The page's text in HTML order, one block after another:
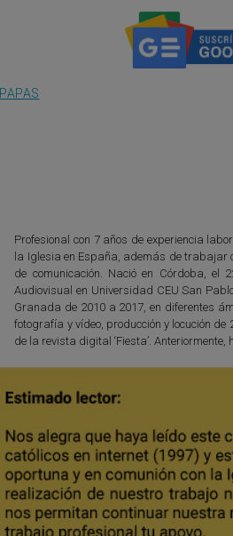
PAPAS
Profesional con 7 años de experiencia
la Iglesia en España, además de trabajar
de comunicación. Nació en Córdoba, el
Audiovisual en Universidad CEU San
Granada de 2010 a 2017, en diferentes
fotografía y vídeo, producción y locución
de la revista digital ‘Fiesta’.